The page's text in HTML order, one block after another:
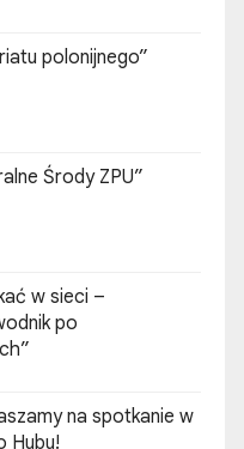
polonijnego”
Środy ZPU”
w sieci –
po
na spotkanie w
Hubu!